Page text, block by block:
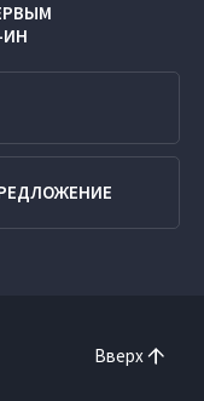
ИН
Вверх